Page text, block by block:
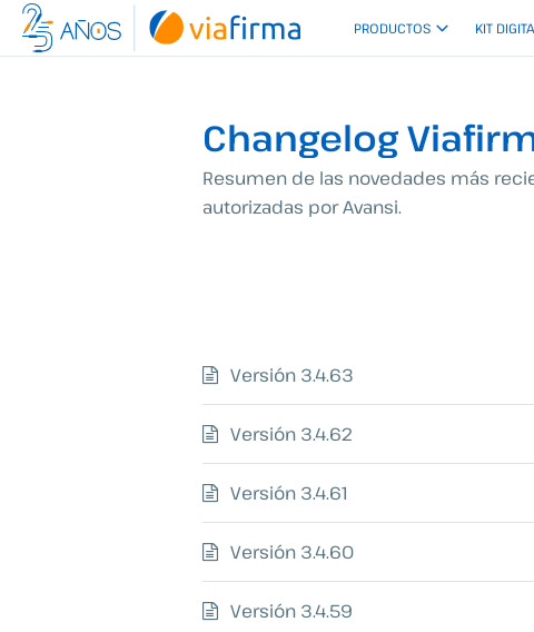
PRODUCTOS KIT
Changelog
Resumen de las novedades más
autorizadas por Avansi.
Versión 3.4.63
Versión 3.4.62
Versión 3.4.61
Versión 3.4.60
Versión 3.4.59